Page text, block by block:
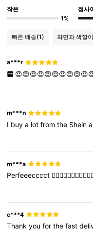
작은
1%
정사
빠른 배송(1) 화면과 색깔
a***r
m***n
I buya lotfromthe Shein
m***a
Perfeeecccct
c***4
Thankyouforthefast